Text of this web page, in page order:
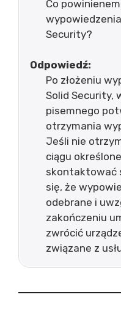
Co
Security?
Odpowiedź:
Po złożeniu
Solid Security,
pisemnego
otrzymania
Jeśli nie
ciągu
skontaktować
się, że
odebrane i
zakończeniu
zwrócić
związane z